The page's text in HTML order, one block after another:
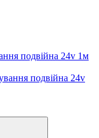
подвійна 24v 1м